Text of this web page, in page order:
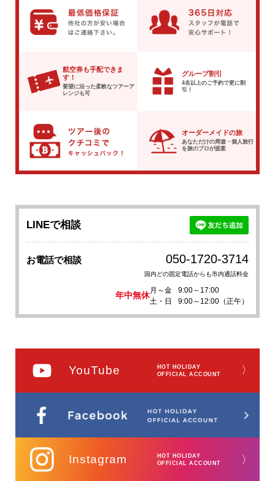
航空券も手配できま
す！
要望に沿った柔軟なツアーア
レンジも可
グループ割引
4名以上のご予約で更に割
引！
オーダーメイドの旅
あなただけの周遊・個人旅行
を旅のプロが提案
LINEで相談
お電話で相談 050-1720-3714
国内どの固定電話からも市内通話料金
年中無休
月～金
9:00～17:00
土・日
9:00～12:00（正午）
YouTube
HOT HOLIDAY
OFFICIAL ACCOUNT
〉
Instagram
HOT HOLIDAY
OFFICIAL ACCOUNT
〉